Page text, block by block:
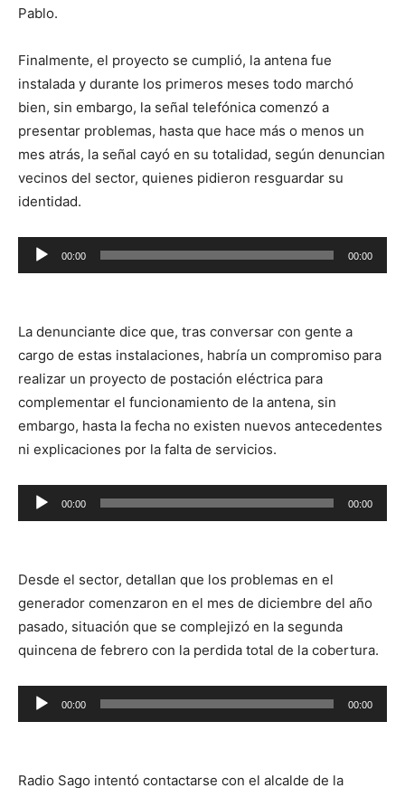
Pablo.
Finalmente, el proyecto se cumplió, la antena fue
instalada y durante los primeros meses todo marchó
bien, sin embargo, la señal telefónica comenzó a
presentar problemas, hasta que hace más o menos un
mes atrás, la señal cayó en su totalidad, según denuncian
vecinos del sector, quienes pidieron resguardar su
identidad.
Reproductor
de
00:00 00:00
La denunciante dice que, tras conversar con gente a
cargo de estas instalaciones, habría un compromiso para
realizar un proyecto de postación eléctrica para
complementar el funcionamiento de la antena, sin
embargo, hasta la fecha no existen nuevos antecedentes
ni explicaciones por la falta de servicios.
Reproductor
de
00:00 00:00
Desde el sector, detallan que los problemas en el
generador comenzaron en el mes de diciembre del año
pasado, situación que se complejizó en la segunda
quincena de febrero con la perdida total de la cobertura.
Reproductor
de
00:00 00:00
Radio Sago intentó contactarse con el alcalde de la